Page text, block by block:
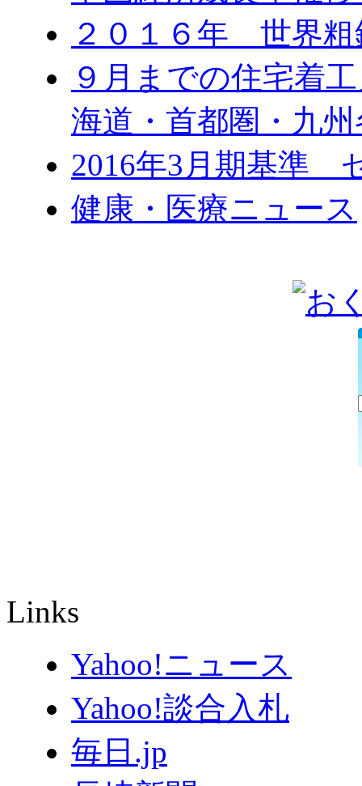
２０１６年 世界粗
９月までの住宅着
海道・首都圏・九
2016年3月期基準
健康・医療ニュース
Links
Yahoo!ニュース
Yahoo!談合入札
毎日.jp